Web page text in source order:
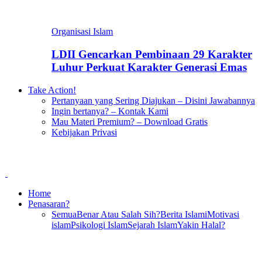
Organisasi Islam
LDII Gencarkan Pembinaan 29 Karakter
Luhur Perkuat Karakter Generasi Emas
Take Action!
Pertanyaan yang Sering Diajukan – Disini Jawabannya
Ingin bertanya? – Kontak Kami
Mau Materi Premium? – Download Gratis
Kebijakan Privasi
Home
Penasaran?
SemuaBenar Atau Salah Sih?Berita IslamiMotivasi
islamPsikologi IslamSejarah IslamYakin Halal?